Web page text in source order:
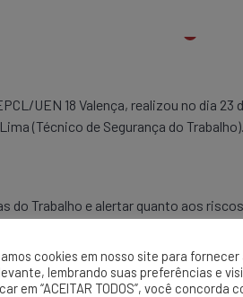
UEN 18 Valença, realizou no dia
(Técnico de Segurança do Trabalho).
Trabalho e alertar quanto aos
e EPC.cookies em nosso site para
lembrando suas preferências e
em “ACEITAR TODOS”, você concorda